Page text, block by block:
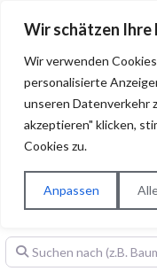
Wir schätzen
Wir verwenden
personalisierte
unseren Datenverkehr
akzeptieren" klicken,
Cookies zu.
Anpassen
Sie finden hier nur
PLATIN, GOLD,
Qualitätssiegel"
Suchen nach (z.B.